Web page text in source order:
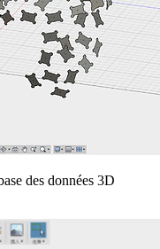
des données 3D